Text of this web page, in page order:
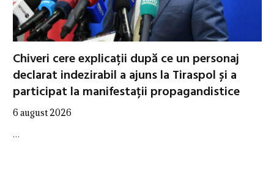
Chiveri cere explicații după ce un personaj
declarat indezirabil a ajuns la Tiraspol și a
participat la manifestații propagandistice
6 august 2026
…